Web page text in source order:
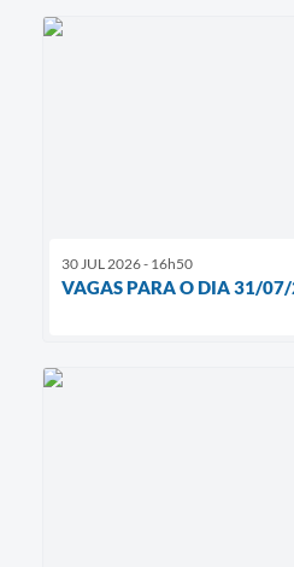
30 JUL 2026 - 16h50
VAGAS PARA O DIA 31/